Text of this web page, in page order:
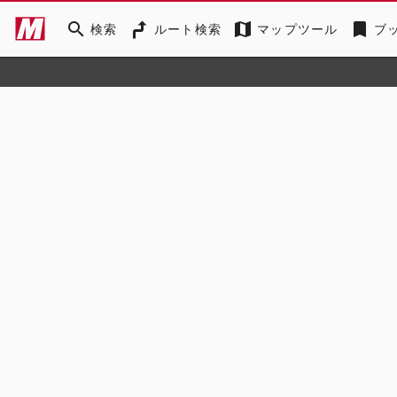
search 検索 ルート検索 map マップツール bookmark ブ